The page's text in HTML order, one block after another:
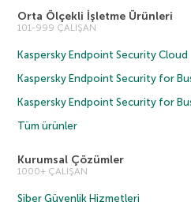
Orta Ölçekli İşletme Ürünleri
101-999 ÇALIŞAN
Kaspersky Endpoint Security Cloud
Kaspersky Endpoint Security for
Kaspersky Endpoint Security for
Tüm ürünler
Kurumsal Çözümler
1000+ ÇALIŞAN
Siber Güvenlik Hizmetleri